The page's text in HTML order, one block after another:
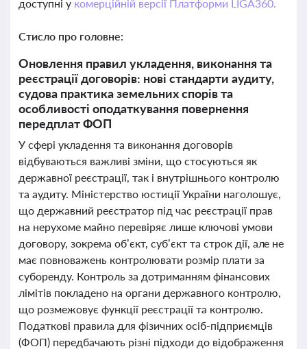
доступні у комерційній версії Платформи LIGA360.
Стисло про головне:
Оновлення правил укладення, виконання та
реєстрації договорів: нові стандарти аудиту,
судова практика земельних спорів та
особливості оподаткування повернення
передплат ФОП
У сфері укладення та виконання договорів
відбуваються важливі зміни, що стосуються як
державної реєстрації, так і внутрішнього контролю
та аудиту. Міністерство юстиції України наголошує,
що державний реєстратор під час реєстрації прав
на нерухоме майно перевіряє лише ключові умови
договору, зокрема об’єкт, суб’єкт та строк дії, але не
має повноважень контролювати розмір плати за
суборенду. Контроль за дотриманням фінансових
лімітів покладено на органи державного контролю,
що розмежовує функції реєстрації та контролю.
Податкові правила для фізичних осіб-підприємців
(ФОП) передбачають різні підходи до відображення